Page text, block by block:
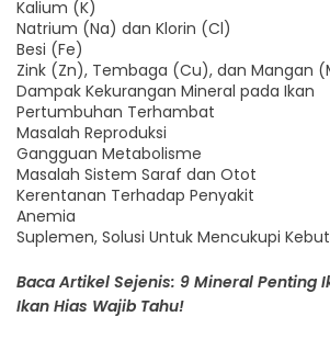
Kalium (K)
Natrium (Na) dan Klorin (Cl)
Besi (Fe)
Zink (Zn), Tembaga (Cu), dan Mangan
Dampak Kekurangan Mineral pada Ikan
Pertumbuhan Terhambat
Masalah Reproduksi
Gangguan Metabolisme
Masalah Sistem Saraf dan Otot
Kerentanan Terhadap Penyakit
Anemia
Suplemen, Solusi Untuk Mencukupi
Baca Artikel Sejenis: 9 Mineral Penting
Ikan Hias Wajib Tahu!